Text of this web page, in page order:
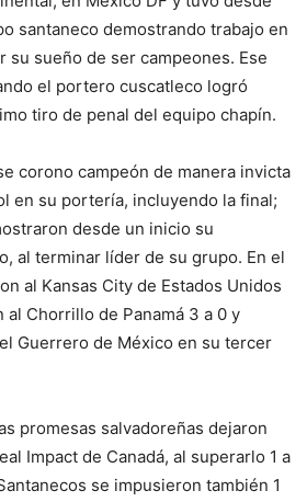
santaneco demostrando trabajo en
su sueño de ser campeones. Ese
el portero cuscatleco logró
tiro de penal del equipo chapín.
corono campeón de manera invicta
en su portería, incluyendo la final;
desde un inicio su
al terminar líder de su grupo. En el
al Kansas City de Estados Unidos
al Chorrillo de Panamá 3 a 0 y
Guerrero de México en su tercer
promesas salvadoreñas dejaron
Impact de Canadá, al superarlo 1 a
se impusieron también 1